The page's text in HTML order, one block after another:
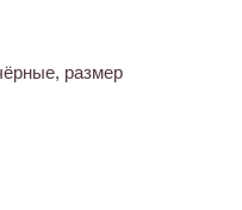
размер